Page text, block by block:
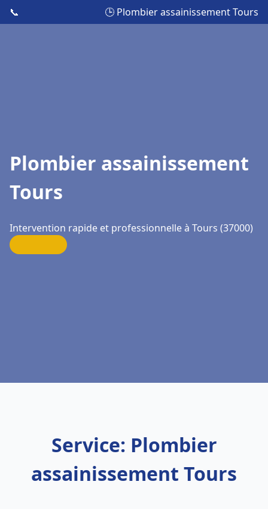
📞 🕒 Plombier assainissement Tours
Plombier assainissement
Tours
Intervention rapide et professionnelle à Tours (37000)
Service: Plombier
assainissement Tours